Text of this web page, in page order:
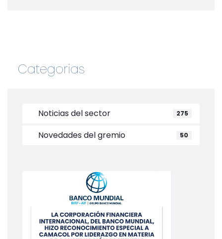
Categorias
Noticias del sector 275
Novedades del gremio 50